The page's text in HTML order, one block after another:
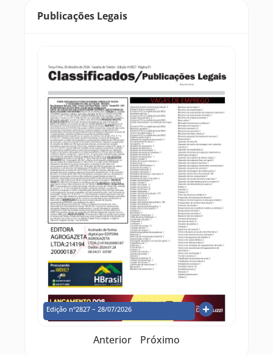
Publicações Legais
Edição nº2827 – 28/07/2026
Anterior Próximo